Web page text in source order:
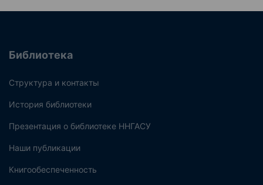
Библиотека
Структура и контакты
История библиотеки
Презентация о библиотеке ННГАСУ
Наши публикации
Книгообеспеченность